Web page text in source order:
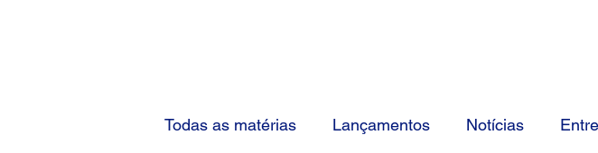
Todas as matérias Lançamentos Notícias